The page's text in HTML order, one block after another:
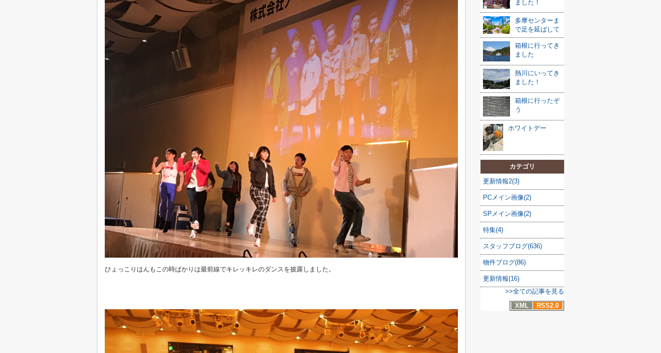
ひょっこりはんもこの時ばかりは最前線でキレッキレのダンスを披露しました。
ました！
多摩センターま
で足を延ばして
箱根に行ってき
ました
熱川にいってき
ました！
箱根に行ったぞ
う
ホワイトデー
カテゴリ
更新情報2(3)
PCメイン画像(2)
SPメイン画像(2)
特集(4)
スタッフブログ(636)
物件ブログ(86)
更新情報(16)
>>全ての記事を見る
XML
RSS2.0